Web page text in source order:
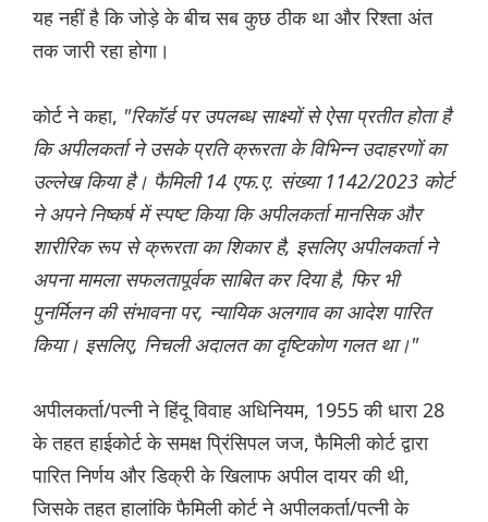
यह नहीं है कि जोड़े के बीच सब कुछ ठीक था और रिश्ता अंत
तक जारी रहा होगा।
कोर्ट ने कहा, "रिकॉर्ड पर उपलब्ध साक्ष्यों से ऐसा प्रतीत होता है
कि अपीलकर्ता ने उसके प्रति क्रूरता के विभिन्न उदाहरणों का
उल्लेख किया है। फैमिली 14 एफ.ए. संख्या 1142/2023 कोर्ट
ने अपने निष्कर्ष में स्पष्ट किया कि अपीलकर्ता मानसिक और
शारीरिक रूप से क्रूरता का शिकार है, इसलिए अपीलकर्ता ने
अपना मामला सफलतापूर्वक साबित कर दिया है, फिर भी
पुनर्मिलन की संभावना पर, न्यायिक अलगाव का आदेश पारित
किया। इसलिए, निचली अदालत का दृष्टिकोण गलत था।"
अपीलकर्ता/पत्नी ने हिंदू विवाह अधिनियम, 1955 की धारा 28
के तहत हाईकोर्ट के समक्ष प्रिंसिपल जज, फैमिली कोर्ट द्वारा
पारित निर्णय और डिक्री के खिलाफ अपील दायर की थी,
जिसके तहत हालांकि फैमिली कोर्ट ने अपीलकर्ता/पत्नी के